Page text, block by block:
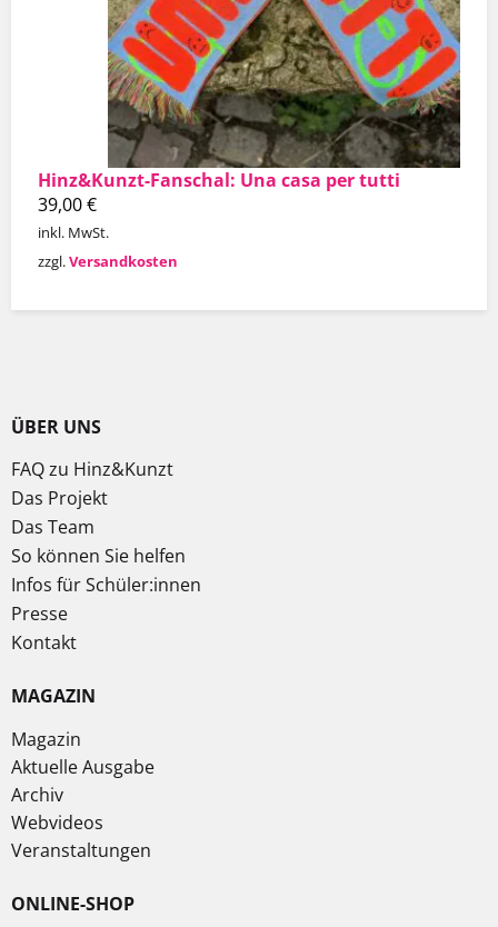
Hinz&Kunzt-Fanschal: Una casa per tutti
39,00€
inkl. MwSt.
zzgl.Versandkosten
ÜBER UNS
FAQ zu Hinz&Kunzt
Das Projekt
Das Team
So können Sie helfen
Infos für Schüler:innen
Presse
Kontakt
MAGAZIN
Magazin
Aktuelle Ausgabe
Archiv
Webvideos
Veranstaltungen
ONLINE-SHOP